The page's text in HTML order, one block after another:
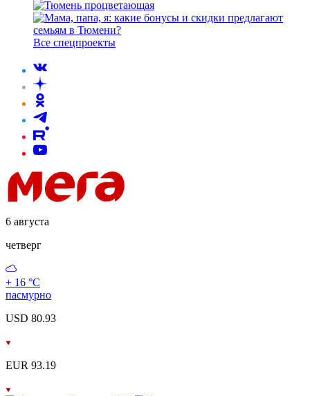
Все спецпроекты
6 августа
четверг
+ 16 °С
пасмурно
USD 80.93
EUR 93.19